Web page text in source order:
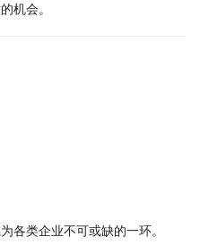
机会。
各类企业不可或缺的一环。